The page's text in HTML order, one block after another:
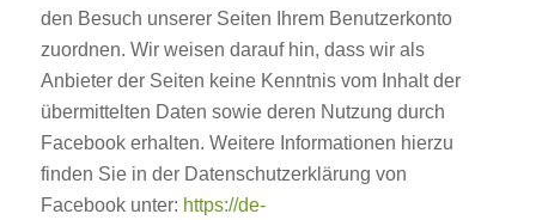
den Besuch unserer Seiten Ihrem Benutzerkonto
zuordnen. Wir weisen darauf hin, dass wir als
Anbieter der Seiten keine Kenntnis vom Inhalt der
übermittelten Daten sowie deren Nutzung durch
Facebook erhalten. Weitere Informationen hierzu
finden Sie in der Datenschutzerklärung von
Facebook unter: https://de-